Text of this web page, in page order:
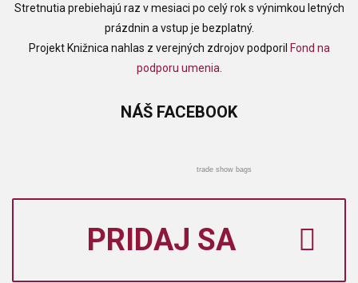
Stretnutia prebiehajú raz v mesiaci po celý rok s výnimkou letných
prázdnin a vstup je bezplatný.
Projekt Knižnica nahlas z verejných zdrojov podporil Fond na
podporu umenia
NÁŠ FACEBOOK
trade show bags
PRIDAJ SA